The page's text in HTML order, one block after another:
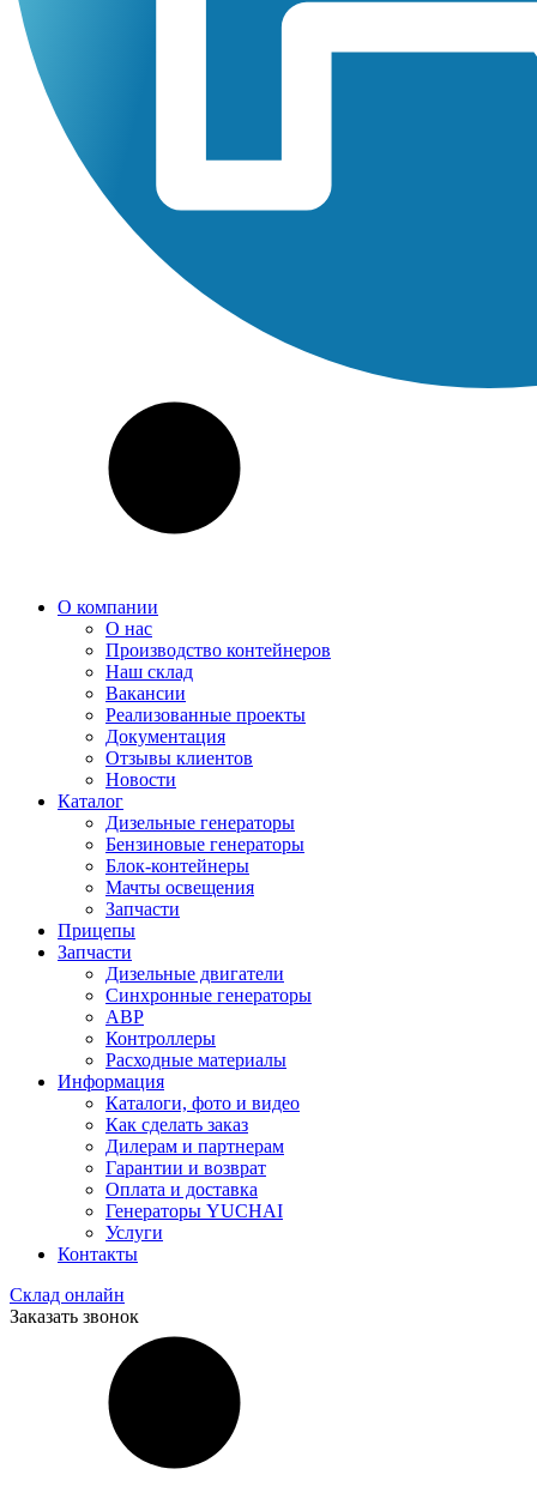
О компании
О нас
Производство контейнеров
Наш склад
Вакансии
Реализованные проекты
Документация
Отзывы клиентов
Новости
Каталог
Дизельные генераторы
Бензиновые генераторы
Блок-контейнеры
Мачты освещения
Запчасти
Прицепы
Запчасти
Дизельные двигатели
Синхронные генераторы
АВР
Контроллеры
Расходные материалы
Информация
Каталоги, фото и видео
Как сделать заказ
Дилерам и партнерам
Гарантии и возврат
Оплата и доставка
Генераторы YUCHAI
Услуги
Контакты
Склад онлайн
Заказать звонок